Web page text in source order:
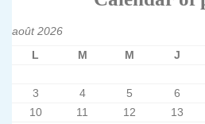
août 2026
L
M M J
3
4 5 6
10
11 12 13